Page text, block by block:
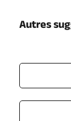
Autres